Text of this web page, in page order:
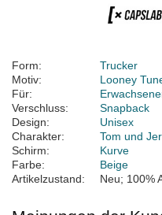
Form:
Trucker
Motiv:
Looney
Für:
Verschluss:
Snapback
Design:
Unisex
Charakter:
Tom und
Schirm:
Kurve
Farbe:
Beige
Artikelzustand:
Neu; 100%